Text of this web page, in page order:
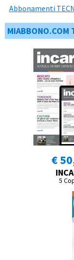
Abbonamenti
MIABBONO.COM
€
5